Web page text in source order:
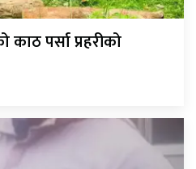
पर्सा प्रहरीको